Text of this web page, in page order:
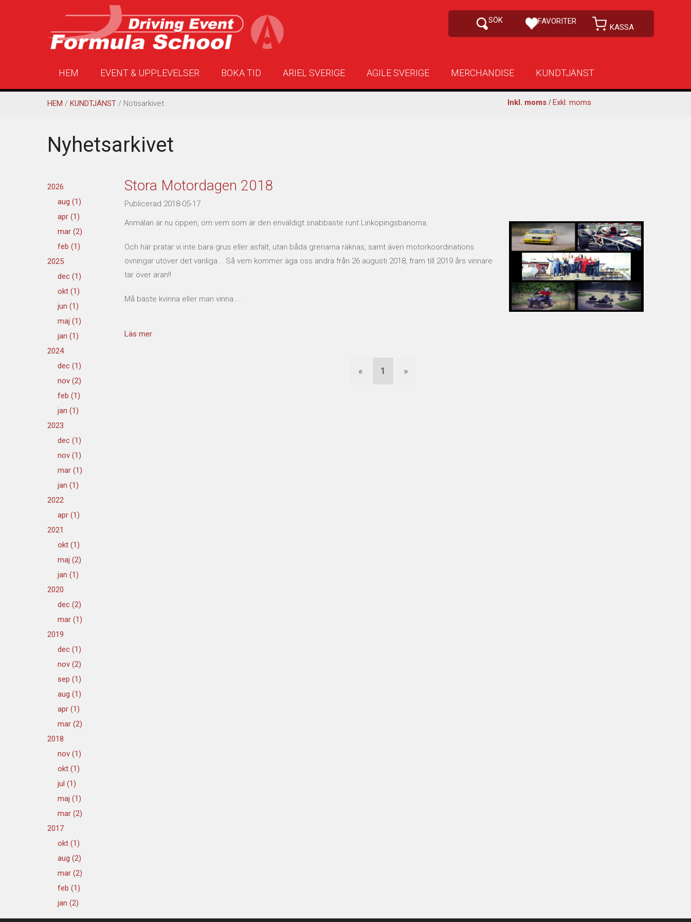
HEM EVENT & UPPLEVELSER BOKA TID ARIEL SVERIGE AGILE SVERIGE MERCHANDISE KUNDTJÄNST
HEM / KUNDTJÄNST / Notisarkivet Inkl. moms /Exkl. moms
Nyhetsarkivet
2026
aug (1)
apr (1)
mar (2)
feb (1)
2025
dec (1)
okt (1)
jun (1)
maj (1)
jan (1)
2024
dec (1)
nov (2)
feb (1)
jan (1)
2023
dec (1)
nov (1)
mar (1)
jan (1)
2022
apr (1)
2021
okt (1)
maj (2)
jan (1)
2020
dec (2)
mar (1)
2019
dec (1)
nov (2)
sep (1)
aug (1)
apr (1)
mar (2)
2018
nov (1)
okt (1)
jul (1)
maj (1)
mar (2)
2017
okt (1)
aug (2)
mar (2)
feb (1)
jan (2)
Stora Motordagen 2018
Publicerad 2018-05-17
Anmälan är nu öppen, om vem som är den enväldigt snabbaste runt Linköpingsbanorna.
Och här pratar vi inte bara grus eller asfalt, utan båda grenarna räknas, samt även motorkoordinations
övningar utöver det vanliga... Så vem kommer äga oss andra från 26 augusti 2018, fram till 2019 års vinnare
tar över äran!!
Må bäste kvinna eller man vinna....
Läs mer
« 1 »